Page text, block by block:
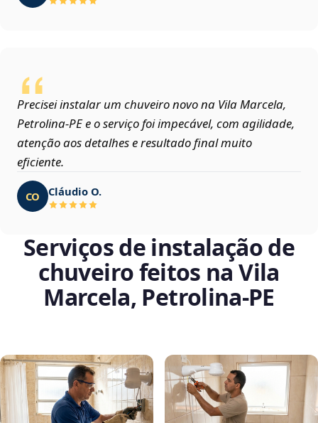
Precisei instalar um chuveiro novo na Vila Marcela,
Petrolina‑PE e o serviço foi impecável, com agilidade,
atenção aos detalhes e resultado final muito
eficiente.
CO Cláudio O.
Serviços de instalação de
chuveiro feitos na Vila
Marcela, Petrolina‑PE